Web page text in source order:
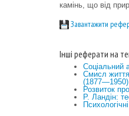
камінь, що від
Завантажити
Інші реферати на
Соціальний
Смисл життя
(1877—1950)
Розвиток
Р. Ландін: